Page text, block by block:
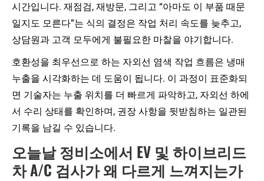
시간입니다. 재점검, 재방문, 그리고 “아마도 이 부품 때문
일지도 모른다”는 식의 결정은 작업 처리 속도를 늦추고,
상담원과 고객 모두에게 불필요한 마찰을 야기합니다.
호환성을 최우선으로 하는 자외선 염색 작업 흐름은 냉매
누출을 시각화하는 데 도움이 됩니다. 이 과정이 표준화되
면 기술자는 누출 위치를 더 빠르게 파악하고, 자외선 하에
서 수리 상태를 확인하며, 권장 사항을 뒷받침하는 일관된
기록을 남길 수 있습니다.
오늘날 정비소에서 EV 및 하이브리드
차 A/C 검사가 왜 다르게 느껴지는가